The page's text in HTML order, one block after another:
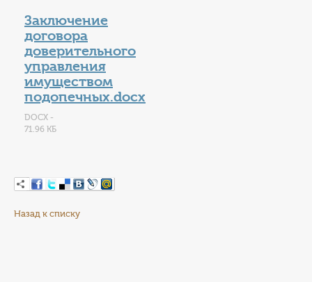
Заключение
договора
доверительного
управления
имуществом
подопечных.docx
DOCX -
71.96 КБ
Назад к списку